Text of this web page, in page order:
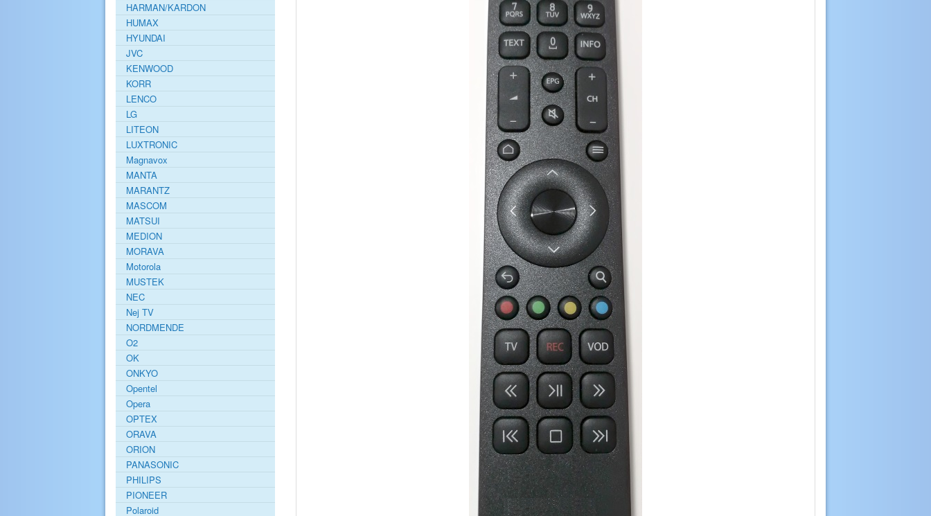
HARMAN/KARDON
HUMAX
HYUNDAI
JVC
KENWOOD
KORR
LENCO
LG
LITEON
LUXTRONIC
Magnavox
MANTA
MARANTZ
MASCOM
MATSUI
MEDION
MORAVA
Motorola
MUSTEK
NEC
Nej TV
NORDMENDE
O2
OK
ONKYO
Opentel
Opera
OPTEX
ORAVA
ORION
PANASONIC
PHILIPS
PIONEER
Polaroid